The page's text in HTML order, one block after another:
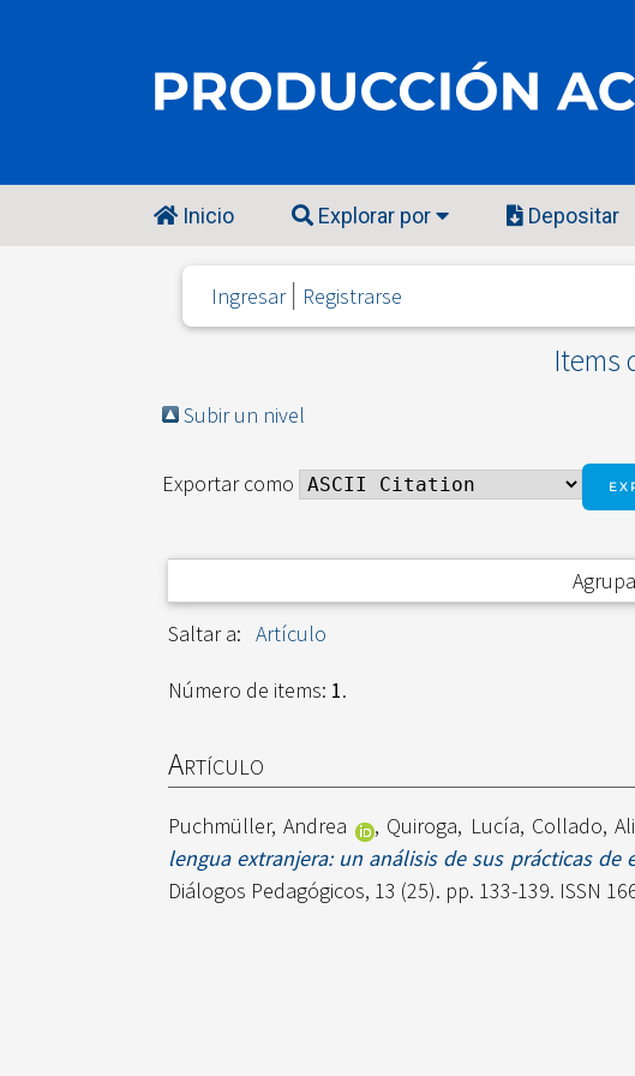
Inicio Explorar por Depositar
Ingresar Registrarse
Items
Subir un nivel
Exportar como
Saltar a: Artículo
Número de items: 1.
Artículo
Puchmüller, Andrea , Quiroga, Lucía, Collado,
lengua extranjera: un análisis de sus prácticas
Diálogos Pedagógicos, 13 (25). pp. 133-139. ISSN